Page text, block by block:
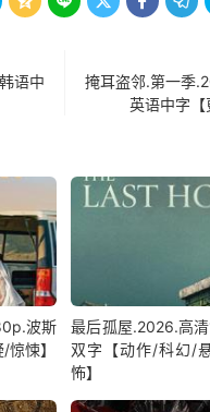
语中
掩耳盗邻.第一季
英语中字【
波斯
悚】
最后孤屋.2026.高
双字【动作/科幻/
怖】